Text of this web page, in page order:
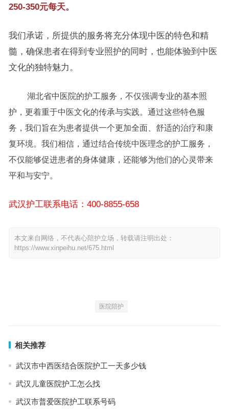
250-350元每天。
我们承诺，所提供的服务将充分体现中医的特色和精
髓，确保患者在得到专业照护的同时，也能体验到中医
文化的独特魅力。
湖北省中医院的护工服务，不仅强调专业的基本照
护，更着重于中医文化的传承与实践。通过这些特色服
务，我们旨在为患者提供一个更加全面、舒适的治疗和康
复环境。我们相信，通过结合传统中医理念的护工服务，
不仅能够促进患者的身体健康，还能够为他们的心灵带来
平和与安宁。
武汉护工联系电话：400-8855-658
本文来自网络，不代表心陪护立场，转载请注明出处：
https://www.xinpeihu.net/675.html
医院陪护
相关推荐
武汉市中西医结合医院护工一天多少钱
武汉儿童医院护工怎么找
武汉市普爱医院护工联系号码